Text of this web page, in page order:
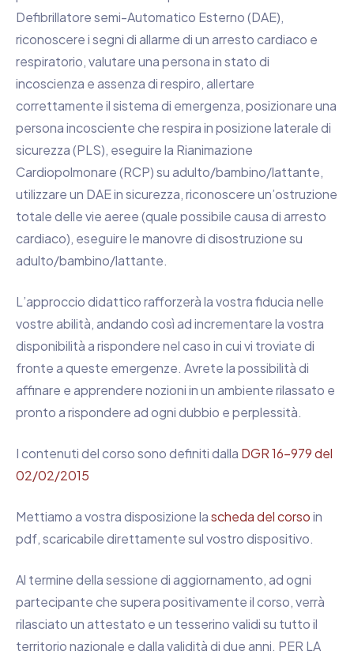
Defibrillatore semi-Automatico Esterno (DAE),
riconoscere i segni di allarme di un arresto cardiaco e
respiratorio, valutare una persona in stato di
incoscienza e assenza di respiro, allertare
correttamente il sistema di emergenza, posizionare una
persona incosciente che respira in posizione laterale di
sicurezza (PLS), eseguire la Rianimazione
Cardiopolmonare (RCP) su adulto/bambino/lattante,
utilizzare un DAE in sicurezza, riconoscere un’ostruzione
totale delle vie aeree (quale possibile causa di arresto
cardiaco), eseguire le manovre di disostruzione su
adulto/bambino/lattante.
L’approccio didattico rafforzerà la vostra fiducia nelle
vostre abilità, andando così ad incrementare la vostra
disponibilità a rispondere nel caso in cui vi troviate di
fronte a queste emergenze. Avrete la possibilità di
affinare e apprendere nozioni in un ambiente rilassato e
pronto a rispondere ad ogni dubbio e perplessità.
I contenuti del corso sono definiti dalla DGR 16-979 del
02/02/2015
Mettiamo a vostra disposizione lascheda del corsoin
pdf, scaricabile direttamente sul vostro dispositivo.
Al termine della sessione di aggiornamento, ad ogni
partecipante che supera positivamente il corso, verrà
rilasciato un attestato e un tesserino validi su tutto il
territorio nazionale e dalla validità di due anni. PER LA